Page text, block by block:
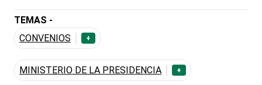
TEMAS -
CONVENIOS
+
MINISTERIO DE LA PRESIDENCIA +